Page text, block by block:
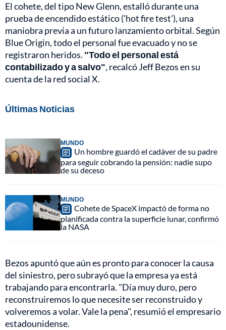
El cohete, del tipo New Glenn, estalló durante una
prueba de encendido estático ('hot fire test'), una
maniobra previa a un futuro lanzamiento orbital. Según
Blue Origin, todo el personal fue evacuado y no se
registraron heridos. "Todo el personal está
contabilizado y a salvo", recalcó Jeff Bezos en su
cuenta de la red social X.
Últimas Noticias
MUNDO
Un hombre guardó el cadáver de su padre
para seguir cobrando la pensión: nadie supo
de su deceso
MUNDO
Cohete de SpaceX impactó de forma no
planificada contra la superficie lunar, confirmó
la NASA
Bezos apuntó que aún es pronto para conocer la causa
del siniestro, pero subrayó que la empresa ya está
trabajando para encontrarla. "Día muy duro, pero
reconstruiremos lo que necesite ser reconstruido y
volveremos a volar. Vale la pena", resumió el empresario
estadounidense.